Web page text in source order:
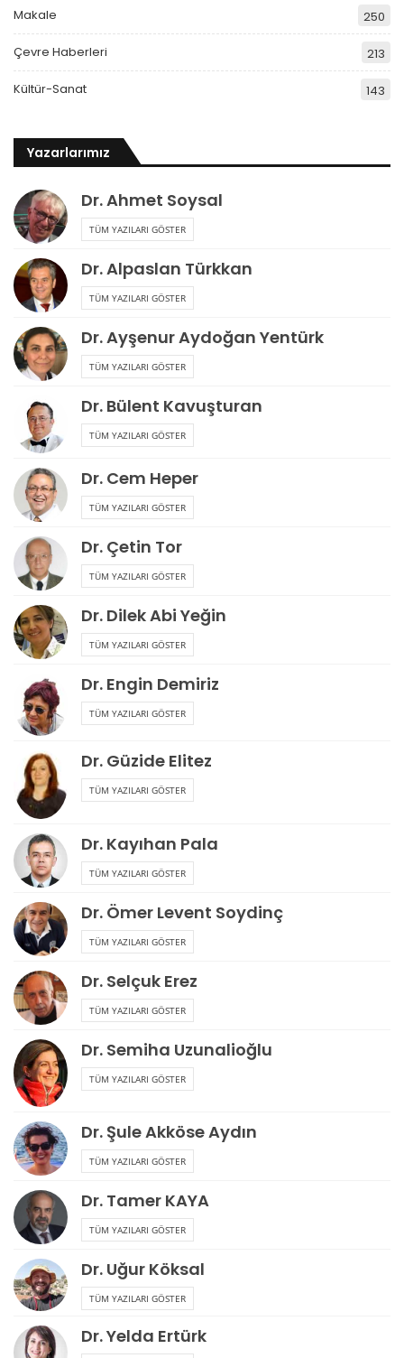
Makale 250
Çevre Haberleri 213
Kültür-Sanat 143
Yazarlarımız
Dr. Ahmet Soysal
TÜM YAZILARI GÖSTER
Dr. Alpaslan Türkkan
TÜM YAZILARI GÖSTER
Dr. Ayşenur Aydoğan Yentürk
TÜM YAZILARI GÖSTER
Dr. Bülent Kavuşturan
TÜM YAZILARI GÖSTER
Dr. Cem Heper
TÜM YAZILARI GÖSTER
Dr. Çetin Tor
TÜM YAZILARI GÖSTER
Dr. Dilek Abi Yeğin
TÜM YAZILARI GÖSTER
Dr. Engin Demiriz
TÜM YAZILARI GÖSTER
Dr. Güzide Elitez
TÜM YAZILARI GÖSTER
Dr. Kayıhan Pala
TÜM YAZILARI GÖSTER
Dr. Ömer Levent Soydinç
TÜM YAZILARI GÖSTER
Dr. Selçuk Erez
TÜM YAZILARI GÖSTER
Dr. Semiha Uzunalioğlu
TÜM YAZILARI GÖSTER
Dr. Şule Akköse Aydın
TÜM YAZILARI GÖSTER
Dr. Tamer KAYA
TÜM YAZILARI GÖSTER
Dr. Uğur Köksal
TÜM YAZILARI GÖSTER
Dr. Yelda Ertürk